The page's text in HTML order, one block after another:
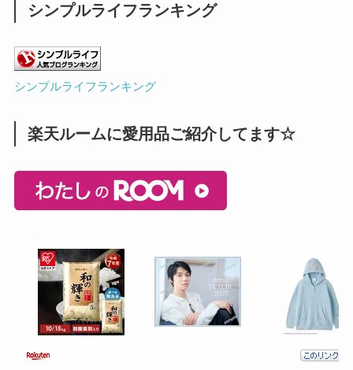
シンプルライフランキング
シンプルライフランキング
楽天ルームに愛用品ご紹介してます☆